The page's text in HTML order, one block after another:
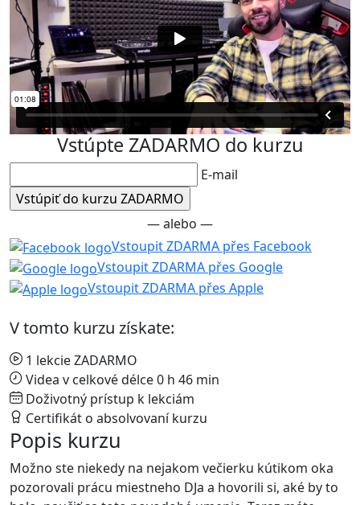
Vstúpte ZADARMO do kurzu
E-mail
— alebo —
Vstoupit ZDARMA přes Facebook
Vstoupit ZDARMA přes Google
Vstoupit ZDARMA přes Apple
V tomto kurzu získate:
1 lekcie ZADARMO
Videa v celkové délce 0 h 46 min
Doživotný prístup k lekciám
Certifikát o absolvovaní kurzu
Popis kurzu
Možno ste niekedy na nejakom večierku kútikom oka
pozorovali prácu miestneho DJa a hovorili si, aké by to